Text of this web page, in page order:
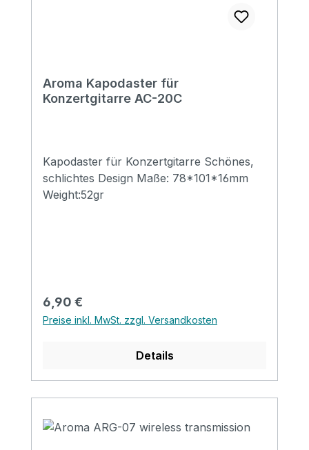
Aroma Kapodaster für
Konzertgitarre AC-20C
Kapodaster für Konzertgitarre Schönes,
schlichtes Design Maße: 78*101*16mm
Weight:52gr
Regulärer Preis:
6,90 €
Preise inkl. MwSt. zzgl. Versandkosten
Details